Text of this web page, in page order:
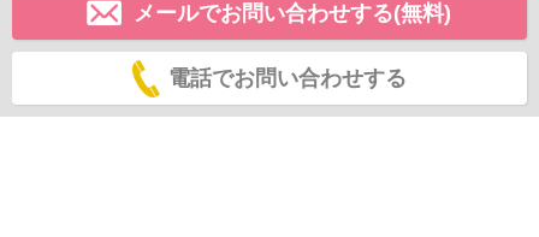
メールでお問い合わせする(無料)
電話でお問い合わせする